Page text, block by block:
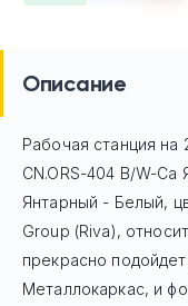
Описание
Рабочая станция
CN.ORS-404 B/W-
Янтарный - Белый,
Group (Riva),
прекрасно
Mеталлокаркас, и